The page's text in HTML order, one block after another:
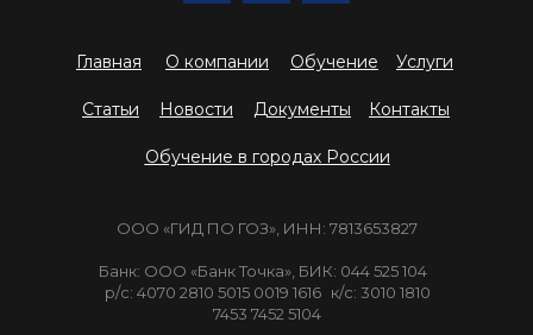
ООО «ГИД ПО ГОЗ», ИНН: 7813653827
Банк: ООО «Банк Точка», БИК: 044 525 104
р/с: 4070 2810 5015 0019 1616 к/с: 3010 1810
7453 7452 5104
Статьи
Услуги
Обучение
О компании
Главная
Обучение в городах России
Документы Контакты
Новости